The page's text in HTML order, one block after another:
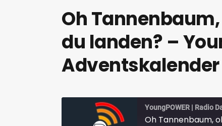
Oh
du landen? –
Adventskalender
YoungPOWER | Radio